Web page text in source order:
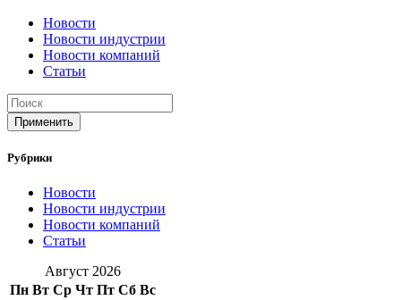
Новости
Новости индустрии
Новости компаний
Статьи
Применить
Рубрики
Новости
Новости индустрии
Новости компаний
Статьи
Август 2026
Пн Вт Ср Чт Пт Сб Вс